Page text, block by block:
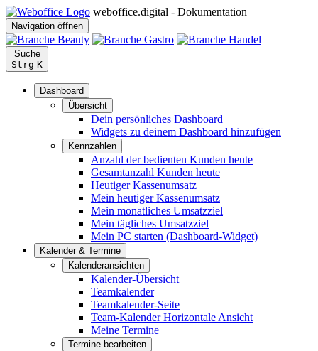
weboffice.digital - Dokumentation
Navigation öffnen
Suche
Strg K
Dashboard
Übersicht
Dein persönliches Dashboard
Widgets zu deinem Dashboard hinzufügen
Kennzahlen
Anzahl der bedienten Kunden heute
Gesamtanzahl Kunden heute
Heutiger Kassenumsatz
Mein heutiger Kassenumsatz
Mein monatliches Umsatzziel
Mein tägliches Umsatzziel
Mein PC starten (Dashboard-Widget)
Kalender & Termine
Kalenderansichten
Kalender-Übersicht
Teamkalender
Teamkalender-Seite
Team-Kalender Horizontale Ansicht
Meine Termine
Termine bearbeiten